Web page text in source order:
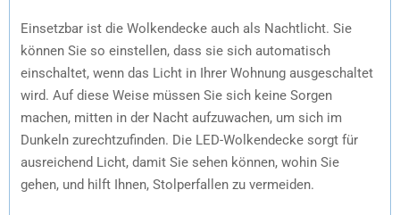
Einsetzbar ist die Wolkendecke auch als Nachtlicht. Sie
können Sie so einstellen, dass sie sich automatisch
einschaltet, wenn das Licht in Ihrer Wohnung ausgeschaltet
wird. Auf diese Weise müssen Sie sich keine Sorgen
machen, mitten in der Nacht aufzuwachen, um sich im
Dunkeln zurechtzufinden. Die LED-Wolkendecke sorgt für
ausreichend Licht, damit Sie sehen können, wohin Sie
gehen, und hilft Ihnen, Stolperfallen zu vermeiden.